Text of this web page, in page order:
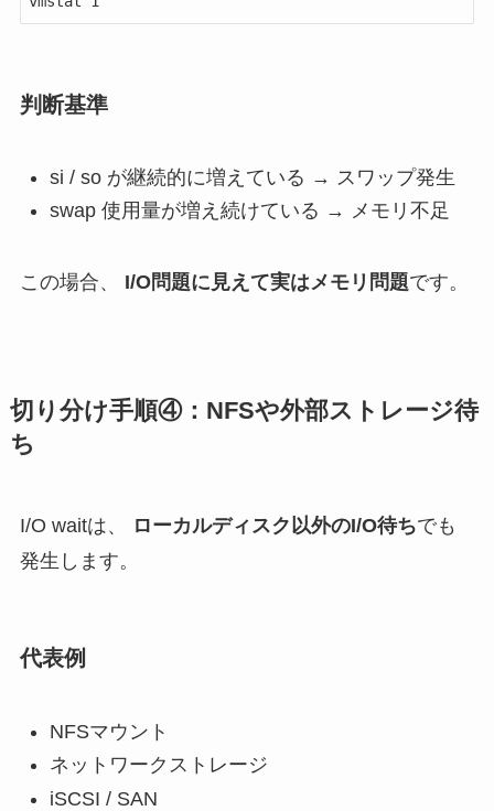
判断基準
si / so が継続的に増えている → スワップ発生
swap 使用量が増え続けている → メモリ不足
この場合、 I/O問題に見えて実はメモリ問題です。
切り分け手順④：NFSや外部ストレージ待
ち
I/O waitは、 ローカルディスク以外のI/O待ちでも
発生します。
代表例
NFSマウント
ネットワークストレージ
iSCSI / SAN